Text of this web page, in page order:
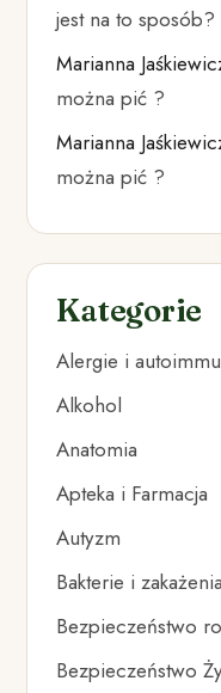
jest na to sposób?
Marianna
można pić ?
Marianna
można pić ?
Kategorie
Alergie i
Alkohol
Anatomia
Apteka i Farmacja
Autyzm
Bakterie i zakażenia
Bezpieczeństwo
Bezpieczeństwo